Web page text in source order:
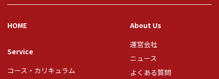
HOME
Service
コース・カリキュラム
About Us
運営会社
ニュース
よくある質問